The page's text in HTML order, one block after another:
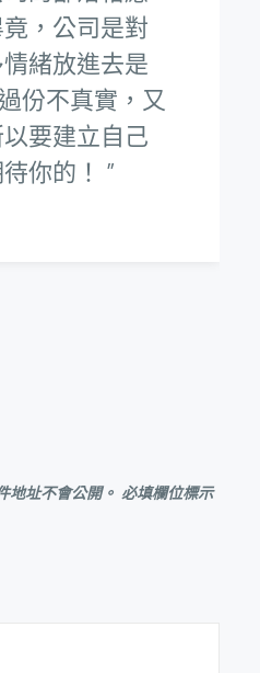
，公司是對
緒放進去是
份不真實，又
要建立自己
你的！
地址不會公開。 必填欄位標示